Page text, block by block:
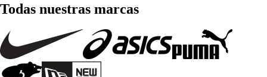
Todas nuestras marcas